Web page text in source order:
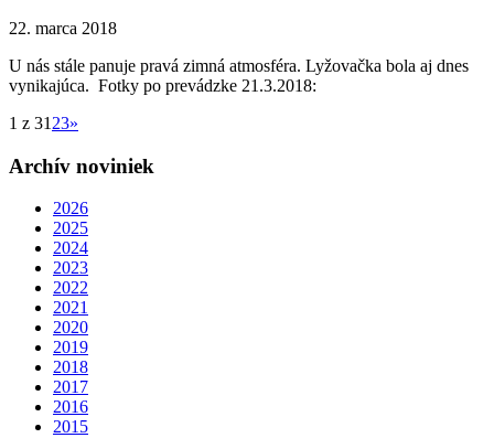
22. marca 2018
U nás stále panuje pravá zimná atmosféra. Lyžovačka bola aj dnes
vynikajúca. Fotky po prevádzke 21.3.2018:
1 z 31 23»
Archív noviniek
2026
2025
2024
2023
2022
2021
2020
2019
2018
2017
2016
2015